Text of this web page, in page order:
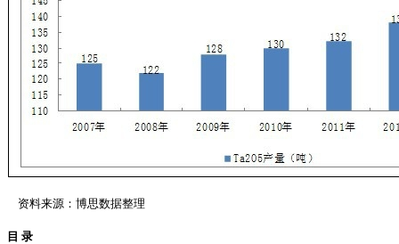
资料来源： 博思数据整理
目 录